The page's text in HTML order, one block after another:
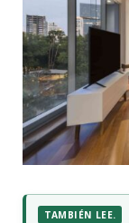
TAMBIÉN LEE.